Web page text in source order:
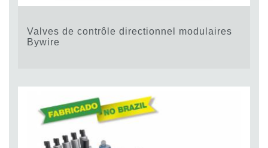
Valves de contrôle directionnel modulaires
Bywire